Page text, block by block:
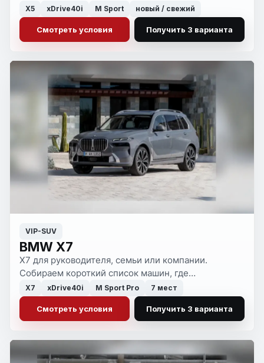
варианты, которые оправданы по цене, сроку и
состоянию.
X5 xDrive40i M Sport новый / свежий
Смотреть условия Получить 3 варианта
VIP-SUV
BMW X7
X7 для руководителя, семьи или компании.
Собираем короткий список машин, где
комплектация, состояние и бюджет сходятся без
лишнего компромисса.
X7 xDrive40i M Sport Pro 7 мест
Смотреть условия Получить 3 варианта